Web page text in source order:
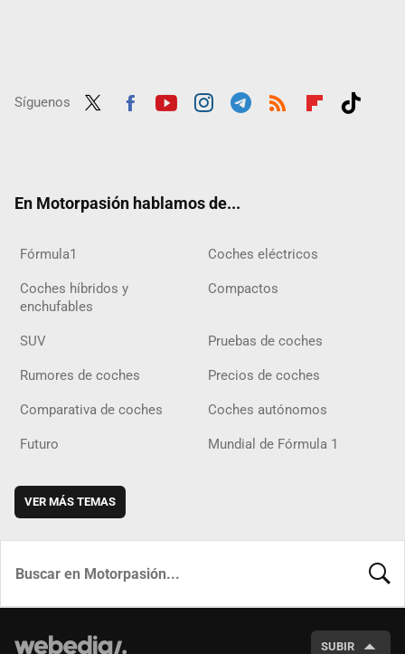
Síguenos
En Motorpasión hablamos de...
Fórmula1 Coches eléctricos
Coches híbridos y
enchufables
Compactos
SUV Pruebas de coches
Rumores de coches Precios de coches
Comparativa de coches Coches autónomos
Futuro Mundial de Fórmula 1
VER MÁS TEMAS
SUBIR